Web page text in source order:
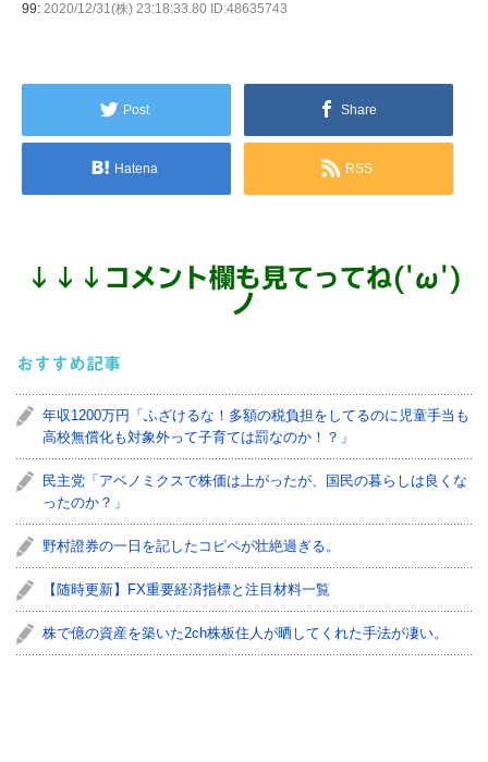
99: 2020/12/31(株) 23:18:33.80 ID:48635743
Post Share
Hatena RSS
↓ ↓ ↓ コメント欄も見てってね('ω')
ノ
おすすめ記事
年収1200万円「ふざけるな！多額の税負担をしてるのに児童手当も
高校無償化も対象外って子育ては罰なのか！？」
民主党「アベノミクスで株価は上がったが、国民の暮らしは良くな
ったのか？」
野村證券の一日を記したコピペが壮絶過ぎる。
【随時更新】FX重要経済指標と注目材料一覧
株で億の資産を築いた2ch株板住人が晒してくれた手法が凄い。